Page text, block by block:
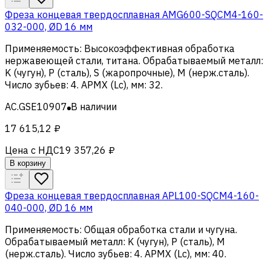
Фреза концевая твердосплавная AMG600-SQCM4-160-
032-000, ØD 16 мм
Применяемость: Высокоэффективная обработка
нержавеющей стали, титана. Обрабатываемый металл:
K (чугун), Р (сталь), S (жаропрочные), M (нерж.сталь).
Число зубьев: 4. APMX (Lc), мм: 32.
AC.GSE10907 В наличии
17 615,12 ₽
Цена с НДС19 357,26 ₽
В корзину
Фреза концевая твердосплавная APL100-SQCM4-160-
040-000, ØD 16 мм
Применяемость: Общая обработка стали и чугуна.
Обрабатываемый металл: K (чугун), Р (сталь), M
(нерж.сталь). Число зубьев: 4. APMX (Lc), мм: 40.